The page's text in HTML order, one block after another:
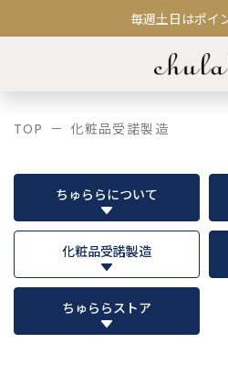
毎週土日はポイ
TOP 化粧品受諾製造
ちゅららについて
化粧品受諾製造
ちゅららストア